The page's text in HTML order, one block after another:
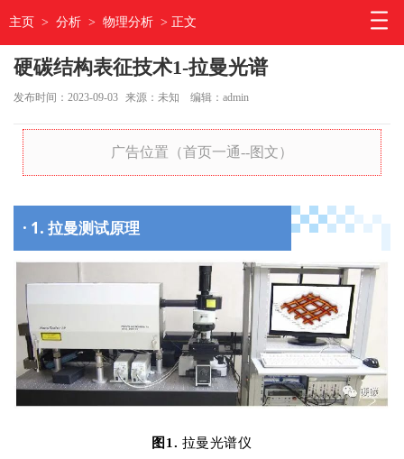
主页 > 分析 > 物理分析 > 正文
硬碳结构表征技术1-拉曼光谱
发布时间：2023-09-03 来源：未知 编辑：admin
广告位置（首页一通--图文）
· 1. 拉曼测试原理
图1. 拉曼光谱仪